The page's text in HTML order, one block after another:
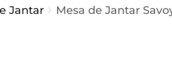
Jantar Mesa de Jantar